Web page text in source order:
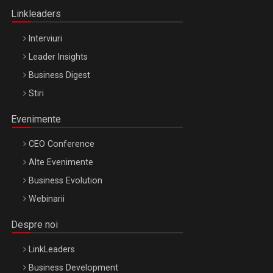
Linkleaders
Interviuri
Leader Insights
Business Digest
Stiri
Evenimente
CEO Conference
Alte Evenimente
Business Evolution
Webinarii
Despre noi
LinkLeaders
Business Development